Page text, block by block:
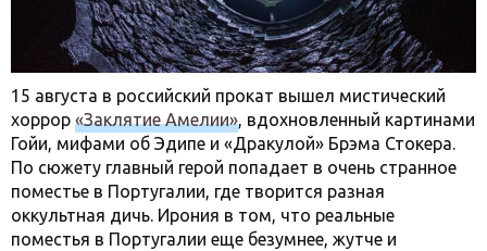
15 августа в российский прокат вышел мистический
хоррор «Заклятие Амелии», вдохновленный картинами
Гойи, мифами об Эдипе и «Дракулой» Брэма Стокера.
По сюжету главный герой попадает в очень странное
поместье в Португалии, где творится разная
оккультная дичь. Ирония в том, что реальные
поместья в Португалии еще безумнее, жутче и